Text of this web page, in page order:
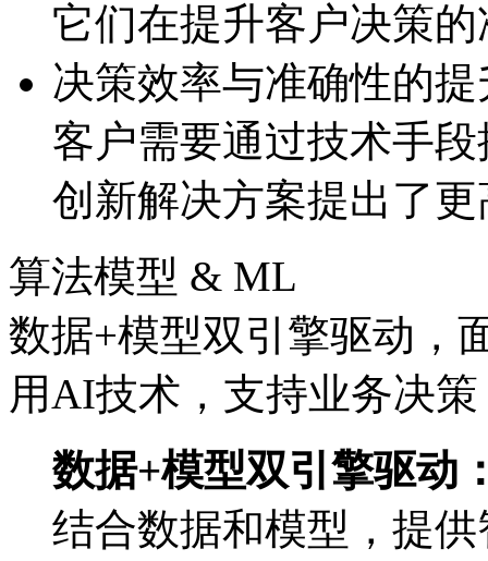
它们在提升客户决策
决策效率与准确性的
客户需要通过技术手段
创新解决方案提出了
算法模型 & ML
数据+模型双引擎驱动，
用AI技术，支持业务决
数据+模型双引擎驱动
结合数据和模型，